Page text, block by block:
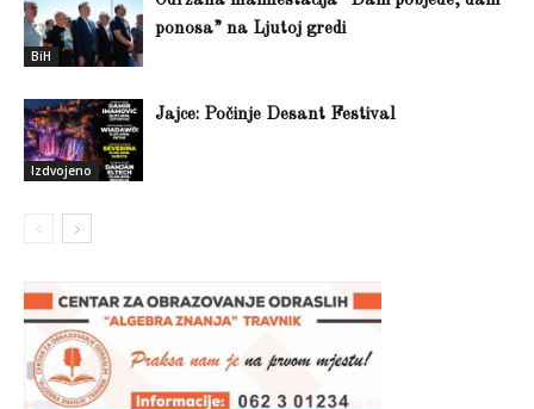
BiH
ponosa” na Ljutoj gredi
Izdvojeno
Jajce: Počinje Desant Festival